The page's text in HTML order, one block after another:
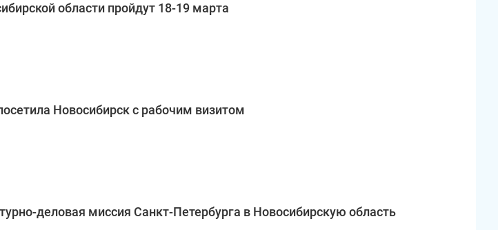
области пройдут 18-19 марта
Новосибирск с рабочим визитом
деловая миссия Санкт‑Петербурга в Новосибирскую область